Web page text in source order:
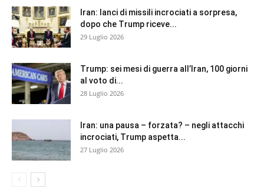
Iran: lanci di missili incrociati a sorpresa,
dopo che Trump riceve...
29 Luglio 2026
Trump: sei mesi di guerra all’Iran, 100 giorni
al voto di...
28 Luglio 2026
Iran: una pausa – forzata? – negli attacchi
incrociati, Trump aspetta...
27 Luglio 2026